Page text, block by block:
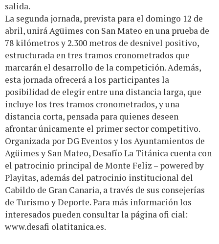
salida.
La segunda jornada, prevista para el domingo 12 de
abril, unirá Agüimes con San Mateo en una prueba de
78 kilómetros y 2.300 metros de desnivel positivo,
estructurada en tres tramos cronometrados que
marcarán el desarrollo de la competición. Además,
esta jornada ofrecerá a los participantes la
posibilidad de elegir entre una distancia larga, que
incluye los tres tramos cronometrados, y una
distancia corta, pensada para quienes deseen
afrontar únicamente el primer sector competitivo.
Organizada por DG Eventos y los Ayuntamientos de
Agüimes y San Mateo, Desafío La Titánica cuenta con
el patrocinio principal de Monte Feliz – powered by
Playitas, además del patrocinio institucional del
Cabildo de Gran Canaria, a través de sus consejerías
de Turismo y Deporte. Para más información los
interesados pueden consultar la página ofi cial:
www.desafi olatitanica.es.